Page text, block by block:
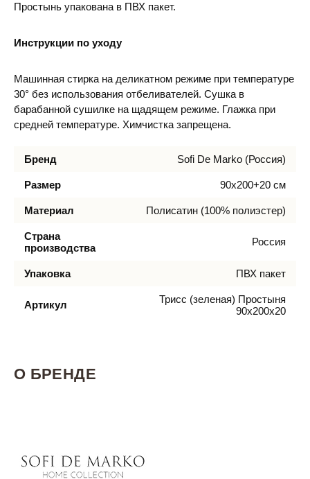
Простынь упакована в ПВХ пакет.
Инструкции по уходу
Машинная стирка на деликатном режиме при температуре
30° без использования отбеливателей. Сушка в
барабанной сушилке на щадящем режиме. Глажка при
средней температуре. Химчистка запрещена.
Бренд Sofi De Marko (Россия)
Размер 90х200+20 см
Материал Полисатин (100% полиэстер)
Страна
производства
Россия
Упаковка ПВХ пакет
Артикул
Трисс (зеленая) Простыня
90х200х20
О БРЕНДЕ